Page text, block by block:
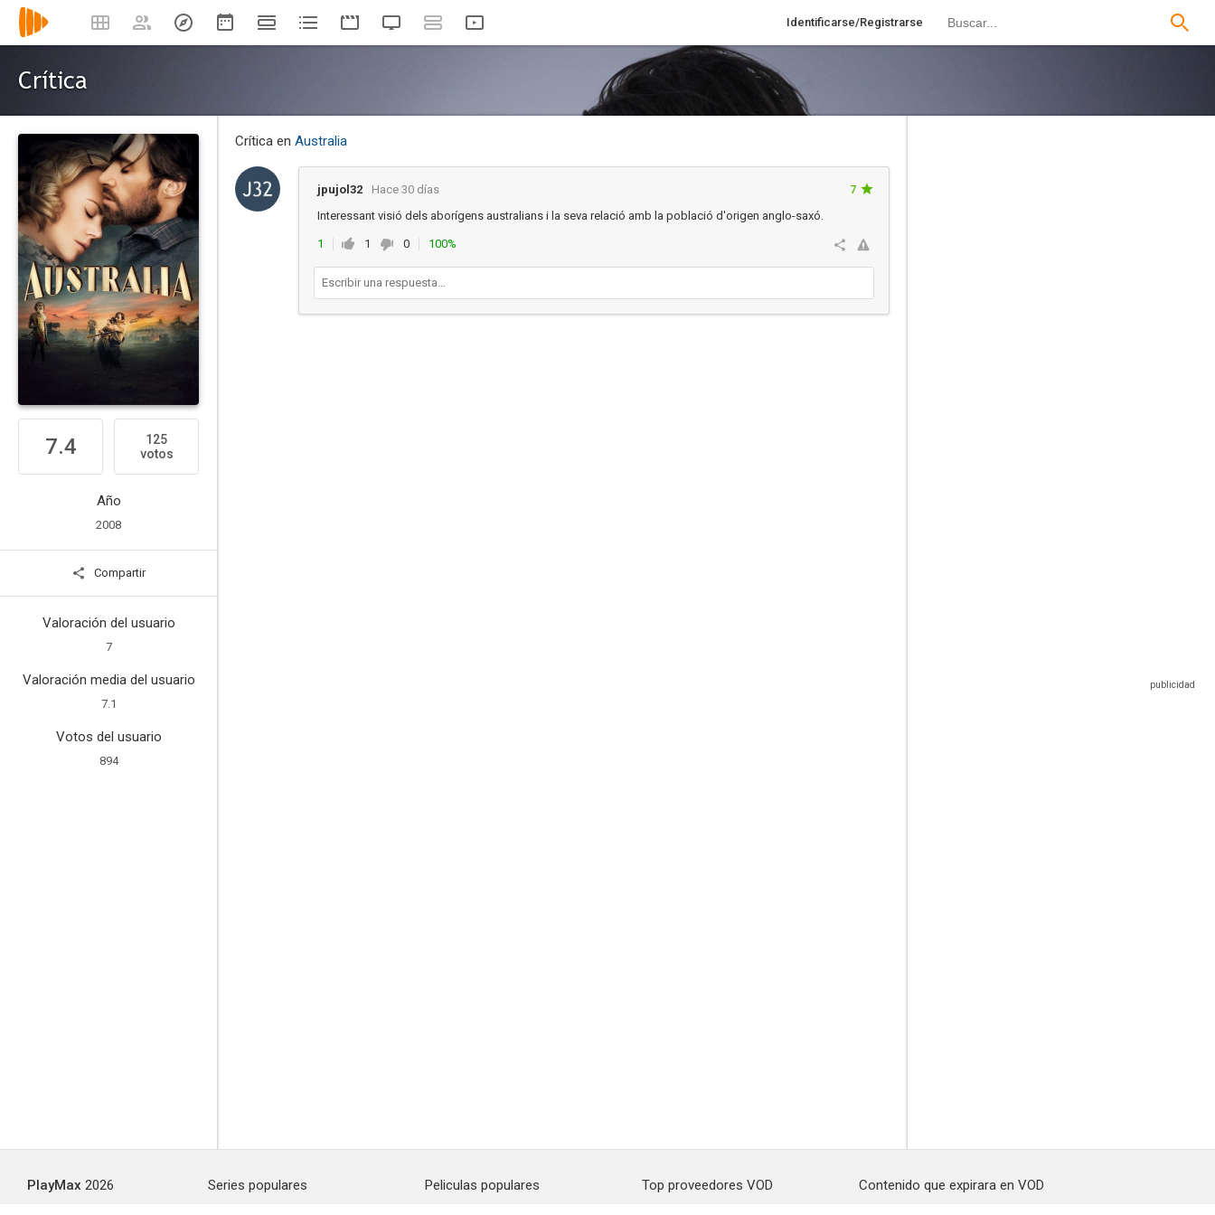
Identificarse/Registrarse
Crítica
7.4
125
votos
Año
2008
Compartir
Valoración del usuario
7
Valoración media del usuario
7.1
Votos del usuario
894
Crítica en Australia
jpujol32 Hace 30 días
7
Interessant visió dels aborígens australians i la seva relació amb la població d'origen anglo-saxó.
1 1 0 100%
PlayMax 2026
Series populares
Peliculas populares
Top proveedores VOD
Contenido que expirara en VOD